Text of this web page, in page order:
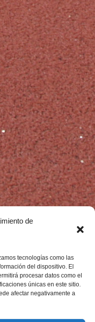
de
tecnologías como las
del dispositivo. El
procesar datos como el
únicas en este sitio.
afectar negativamente a